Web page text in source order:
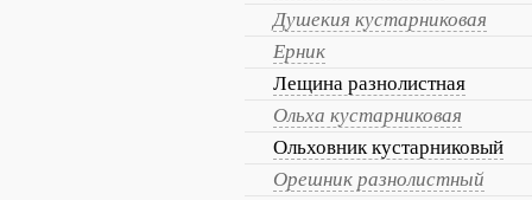
Душекия кустарниковая
Ерник
Лещина разнолистная
Ольха кустарниковая
Ольховник кустарниковый
Орешник разнолистный